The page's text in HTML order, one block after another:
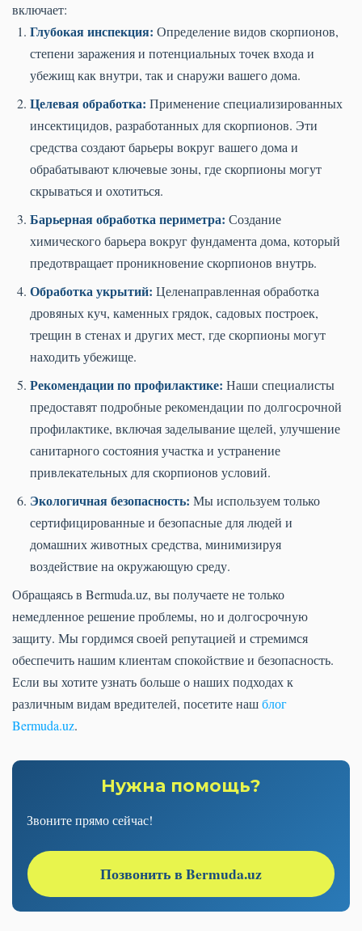
включает:
Глубокая инспекция: Определение видов скорпионов,
степени заражения и потенциальных точек входа и
убежищ как внутри, так и снаружи вашего дома.
Целевая обработка: Применение специализированных
инсектицидов, разработанных для скорпионов. Эти
средства создают барьеры вокруг вашего дома и
обрабатывают ключевые зоны, где скорпионы могут
скрываться и охотиться.
Барьерная обработка периметра: Создание
химического барьера вокруг фундамента дома, который
предотвращает проникновение скорпионов внутрь.
Обработка укрытий: Целенаправленная обработка
дровяных куч, каменных грядок, садовых построек,
трещин в стенах и других мест, где скорпионы могут
находить убежище.
Рекомендации по профилактике: Наши специалисты
предоставят подробные рекомендации по долгосрочной
профилактике, включая заделывание щелей, улучшение
санитарного состояния участка и устранение
привлекательных для скорпионов условий.
Экологичная безопасность: Мы используем только
сертифицированные и безопасные для людей и
домашних животных средства, минимизируя
воздействие на окружающую среду.
Обращаясь в Bermuda.uz, вы получаете не только
немедленное решение проблемы, но и долгосрочную
защиту. Мы гордимся своей репутацией и стремимся
обеспечить нашим клиентам спокойствие и безопасность.
Если вы хотите узнать больше о наших подходах к
различным видам вредителей, посетите нашблог
Bermuda.uz.
Нужна помощь?
Звоните прямо сейчас!
Позвонить в Bermuda.uz